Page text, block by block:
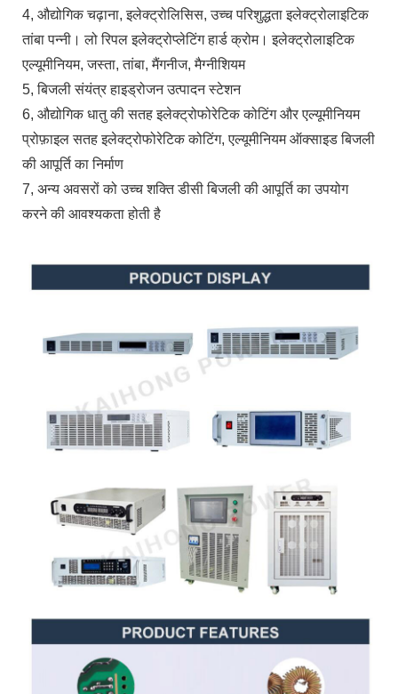
4, औद्योगिक चढ़ाना, इलेक्ट्रोलिसिस, उच्च परिशुद्धता इलेक्ट्रोलाइटिक
तांबा पन्नी। लो रिपल इलेक्ट्रोप्लेटिंग हार्ड क्रोम। इलेक्ट्रोलाइटिक
एल्यूमीनियम, जस्ता, तांबा, मैंगनीज, मैग्नीशियम
5, बिजली संयंत्र हाइड्रोजन उत्पादन स्टेशन
6, औद्योगिक धातु की सतह इलेक्ट्रोफोरेटिक कोटिंग और एल्यूमीनियम
प्रोफ़ाइल सतह इलेक्ट्रोफोरेटिक कोटिंग, एल्यूमीनियम ऑक्साइड बिजली
की आपूर्ति का निर्माण
7, अन्य अवसरों को उच्च शक्ति डीसी बिजली की आपूर्ति का उपयोग
करने की आवश्यकता होती है